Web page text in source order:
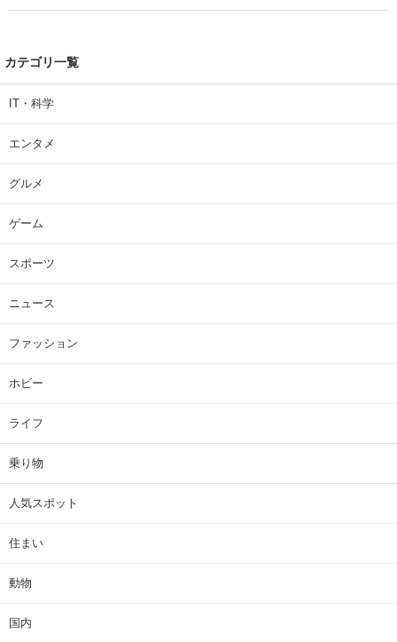
カテゴリ一覧
IT・科学
エンタメ
グルメ
ゲーム
スポーツ
ニュース
ファッション
ホビー
ライフ
乗り物
人気スポット
住まい
動物
国内